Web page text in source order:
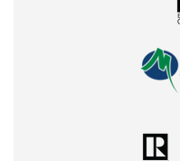
documentos, preparar
3. Se realiza la
problemas relacionados